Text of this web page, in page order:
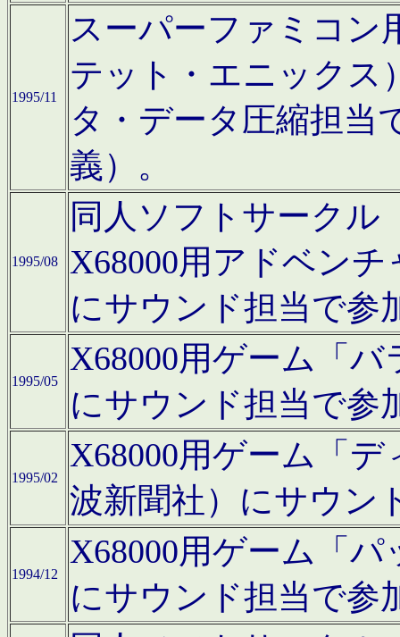
1995/11
スーパーファミコン
テット・エニックス
タ・データ圧縮担当
義）。
1995/08
同人ソフトサークル
X68000用アドベン
にサウンド担当で参
1995/05
X68000用ゲーム「
にサウンド担当で参
1995/02
X68000用ゲーム「
波新聞社）にサウン
1994/12
X68000用ゲーム「
にサウンド担当で参